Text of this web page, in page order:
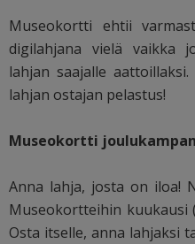
Museokortti ehtii
digilahjana vielä vaikka
lahjan saajalle
lahjan ostajan pelastus!
Museokortti
Anna lahja, josta on iloa!
Museokortteihin kuukausi
Osta itselle, anna lahjaksi